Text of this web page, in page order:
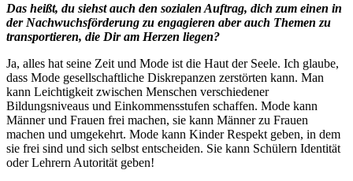
Das heißt, du siehst auch den sozialen Auftrag, dich zum einen in
der Nachwuchsförderung zu engagieren aber auch Themen zu
transportieren, die Dir am Herzen liegen?
Ja, alles hat seine Zeit und Mode ist die Haut der Seele. Ich glaube,
dass Mode gesellschaftliche Diskrepanzen zerstörten kann. Man
kann Leichtigkeit zwischen Menschen verschiedener
Bildungsniveaus und Einkommensstufen schaffen. Mode kann
Männer und Frauen frei machen, sie kann Männer zu Frauen
machen und umgekehrt. Mode kann Kinder Respekt geben, in dem
sie frei sind und sich selbst entscheiden. Sie kann Schülern Identität
oder Lehrern Autorität geben!